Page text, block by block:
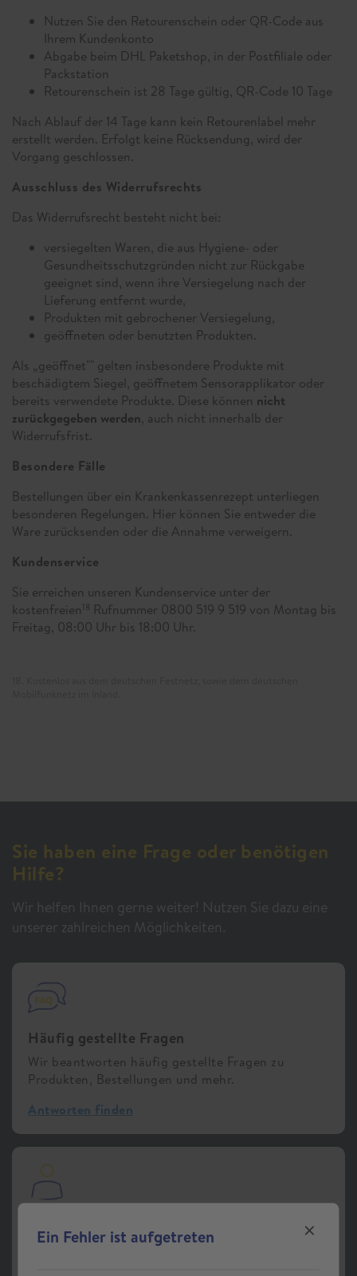
Nutzen Sie den Retourenschein oder QR-Code aus
Ihrem Kundenkonto
Abgabe beim DHL Paketshop, in der Postfiliale oder
Packstation
Retourenschein ist 28 Tage gültig, QR-Code 10 Tage
Nach Ablauf der 14 Tage kann kein Retourenlabel mehr
erstellt werden. Erfolgt keine Rücksendung, wird der
Vorgang geschlossen.
Ausschluss des Widerrufsrechts
Das Widerrufsrecht besteht nicht bei:
versiegelten Waren, die aus Hygiene- oder
Gesundheitsschutzgründen nicht zur Rückgabe
geeignet sind, wenn ihre Versiegelung nach der
Lieferung entfernt wurde,
Produkten mit gebrochener Versiegelung,
geöffneten oder benutzten Produkten.
Als „geöffnet"" gelten insbesondere Produkte mit
beschädigtem Siegel, geöffnetem Sensorapplikator oder
bereits verwendete Produkte. Diese können nicht
zurückgegeben werden, auch nicht innerhalb der
Widerrufsfrist.
Besondere Fälle
Bestellungen über ein Krankenkassenrezept unterliegen
besonderen Regelungen. Hier können Sie entweder die
Ware zurücksenden oder die Annahme verweigern.
Kundenservice
Sie erreichen unseren Kundenservice unter der
kostenfreien 18 Rufnummer 0800 519 9 519 von Montag bis
Freitag, 08:00 Uhr bis 18:00 Uhr.
Sie haben eine Frage oder benötigen
Hilfe?
Wir helfen Ihnen gerne weiter! Nutzen Sie dazu eine
unserer zahlreichen Möglichkeiten.
Häufig gestellte Fragen
Wir beantworten häufig gestellte Fragen zu
Produkten, Bestellungen und mehr.
Antworten finden
Sie sind Bestandskund:in, haben aber noch kein
Ein Fehler ist aufgetreten